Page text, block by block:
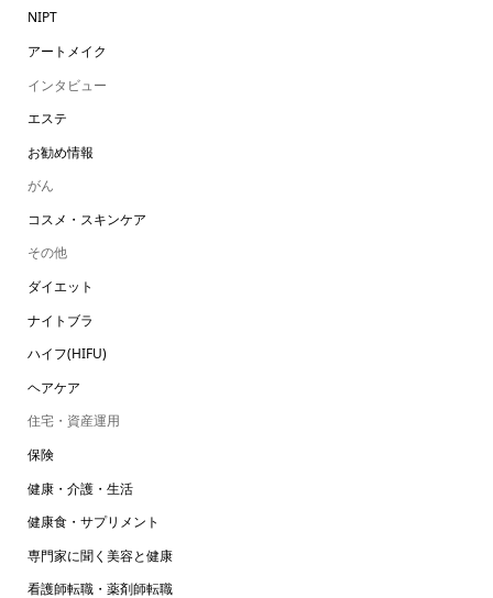
NIPT
アートメイク
インタビュー
エステ
お勧め情報
がん
コスメ・スキンケア
その他
ダイエット
ナイトブラ
ハイフ(HIFU)
ヘアケア
住宅・資産運用
保険
健康・介護・生活
健康食・サプリメント
専門家に聞く美容と健康
看護師転職・薬剤師転職